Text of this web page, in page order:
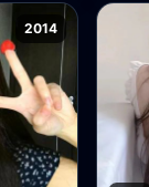
2014